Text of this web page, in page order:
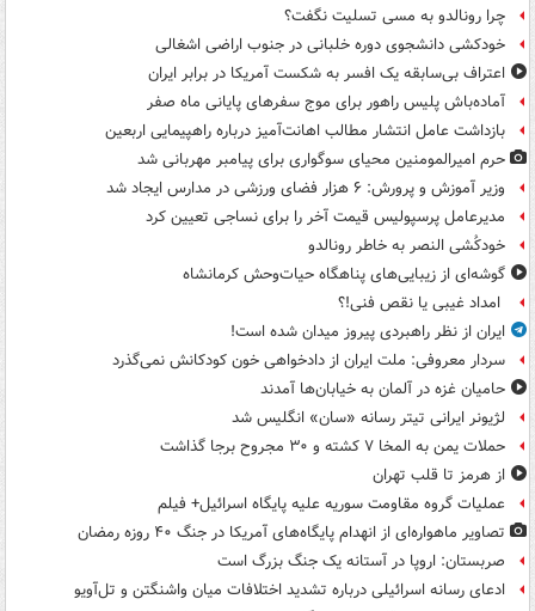
چرا رونالدو به مسی تسلیت نگفت؟
خودکشی دانشجوی دوره خلبانی در جنوب اراضی اشغالی
اعتراف بی‌سابقه یک افسر به شکست آمریکا در برابر ایران
آماده‌باش پلیس راهور برای موج سفرهای پایانی ماه صفر
بازداشت عامل انتشار مطالب اهانت‌آمیز درباره راهپیمایی اربعین
حرم امیرالمومنین محیای سوگواری برای پیامبر مهربانی شد
وزیر آموزش و پرورش: ۶ هزار فضای ورزشی در مدارس ایجاد شد
مدیرعامل پرسپولیس قیمت آخر را برای نساجی تعیین کرد
خودکُشی النصر به خاطر رونالدو
گوشه‌ای از زیبایی‌های پناهگاه‌ حیات‌وحش کرمانشاه
امداد غیبی یا نقص فنی!؟
ایران از نظر راهبردی پیروز میدان شده است!
سردار معروفی: ملت ایران از دادخواهی خون کودکانش نمی‌گذرد
حامیان غزه در آلمان به خیابان‌ها آمدند
لژیونر ایرانی تیتر رسانه «سان» انگلیس شد
حملات یمن به المخا ۷ کشته و ۳۰ مجروح برجا گذاشت
از هرمز تا قلب تهران
عملیات گروه مقاومت سوریه علیه پایگاه اسرائیل+ فیلم
تصاویر ماهواره‌ای از انهدام پایگاه‌های آمریکا در جنگ ۴۰ روزه رمضان
صربستان: اروپا در آستانه یک جنگ بزرگ است
ادعای رسانه اسرائیلی درباره تشدید اختلافات میان واشنگتن و تل‌آویو